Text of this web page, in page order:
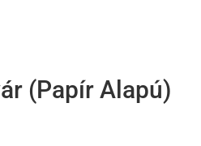
(Papír Alapú)